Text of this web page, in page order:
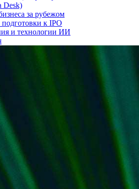
Desk)
за рубежом
к IPO
и технологии ИИ